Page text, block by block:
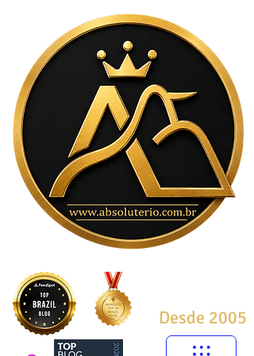
Desde 2005